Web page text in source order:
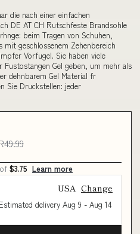
die nach einer einfachen
DE AT CH Rutschfeste Brandsohle
beim Tragen von Schuhen,
geschlossenem Zehenbereich
Vorfugel. Sie haben viele
Fustostangen Gel geben, um mehr als
dehnbarem Gel Material fr
Sie Druckstellen: jeder
$3.75 Learn more
USA Change
delivery Aug 9 - Aug 14